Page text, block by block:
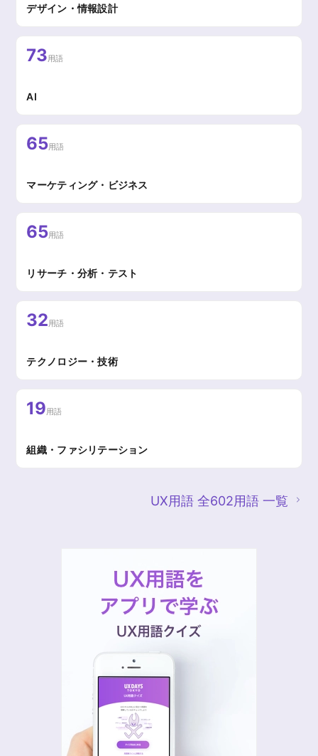
デザイン・情報設計
73用語
AI
65用語
マーケティング・ビジネス
65用語
リサーチ・分析・テスト
32用語
テクノロジー・技術
19用語
組織・ファシリテーション
UX用語 全602用語 一覧